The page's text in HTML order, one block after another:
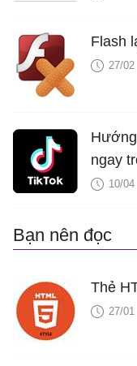
Flash
27/02
ngay
10/04
Bạn nên đọc
Thẻ
27/01